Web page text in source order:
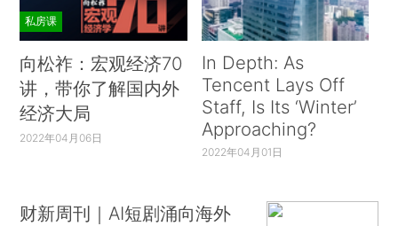
私房课
向松祚：宏观经济70
讲，带你了解国内外
经济大局
2022年04月06日
In Depth: As
Tencent Lays Off
Staff, Is Its ‘Winter’
Approaching?
2022年04月01日
财新周刊｜AI短剧涌向海外